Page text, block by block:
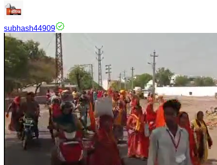
subhash44909